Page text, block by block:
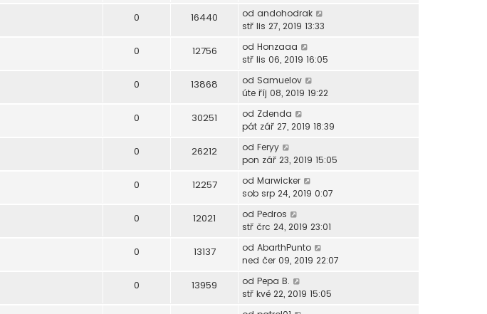
0 16440 od andohodrak
stř lis 27, 2019 13:33
0 12756 od Honzaaa
stř lis 06, 2019 16:05
0 13868 od Samuelov
úte říj 08, 2019 19:22
0 30251 od Zdenda
pát zář 27, 2019 18:39
0 26212 od Feryy
pon zář 23, 2019 15:05
0 12257 od Marwicker
sob srp 24, 2019 0:07
0 12021 od Pedros
stř črc 24, 2019 23:01
0 13137 od AbarthPunto
ned čer 09, 2019 22:07
0 13959 od Pepa B.
stř kvě 22, 2019 15:05